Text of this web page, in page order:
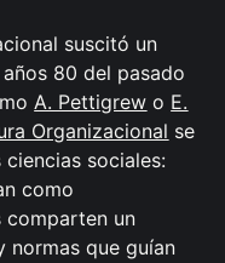
suscitó un
80 del pasado
A. Pettigrew o E.
Organizacional se
sociales:
como
comparten un
normas que guían